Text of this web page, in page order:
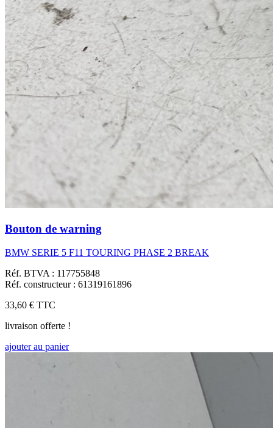
Bouton de warning
BMW SERIE 5 F11 TOURING PHASE 2 BREAK
Réf. BTVA : 117755848
Réf. constructeur : 61319161896
33,60 € TTC
livraison offerte !
ajouter au panier